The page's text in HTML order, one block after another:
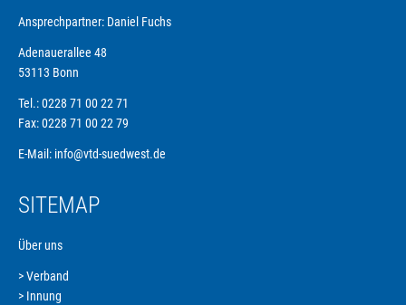
Ansprechpartner: Daniel Fuchs
Adenauerallee 48
53113 Bonn
Tel.: 0228 71 00 22 71
Fax: 0228 71 00 22 79
E-Mail: info@vtd-suedwest.de
SITEMAP
Über uns
Navigation
Verband
Innung